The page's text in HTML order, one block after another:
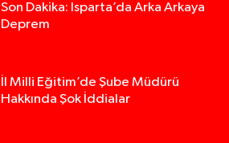
Son Dakika: Isparta’da Arka Arkaya
Deprem
İl Milli Eğitim’de Şube Müdürü
Hakkında Şok İddialar